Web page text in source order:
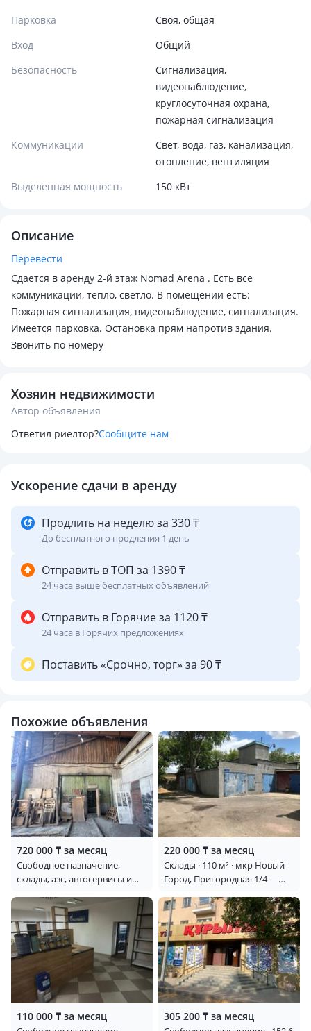
Парковка
Своя, общая
Вход
Общий
Безопасность
Сигнализация,
видеонаблюдение,
круглосуточная охрана,
пожарная сигнализация
Коммуникации
Свет, вода, газ, канализация,
отопление, вентиляция
Выделенная мощность
150 кВт
Описание
Перевести
Сдается в аренду 2-й этаж Nomad Arena . Есть все
коммуникации, тепло, светло. В помещении есть:
Пожарная сигнализация, видеонаблюдение, сигнализация.
Имеется парковка. Остановка прям напротив здания.
Звонить по номеру
Хозяин недвижимости
Автор объявления
Ответил риелтор?Сообщите нам
Ускорение сдачи в аренду
Продлить на неделю за 330 ₸
До бесплатного продления 1 день
Отправить в ТОП за 1390 ₸
24 часа выше бесплатных объявлений
Отправить в Горячие за 1120 ₸
24 часа в Горячих предложениях
Поставить «Срочно, торг» за 90 ₸
Похожие объявления
720 000 ₸ за месяц
Свободное назначение,
склады, азс, автосервисы и
Михайловка охотская 5
220 000 ₸ за месяц
Склады · 110 м² · мкр Новый
Город, Пригородная 1/4 —
110 000 ₸ за месяц 305 200 ₸ за месяц